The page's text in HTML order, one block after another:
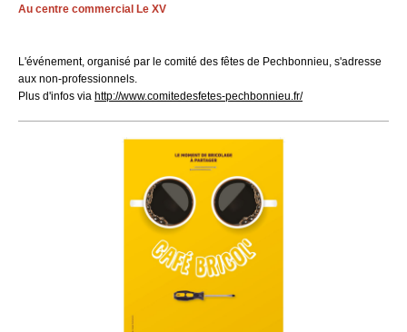
Au centre commercial Le XV
L'événement, organisé par le comité des fêtes de Pechbonnieu, s'adresse
aux non-professionnels.
Plus d'infos via http://www.comitedesfetes-pechbonnieu.fr/